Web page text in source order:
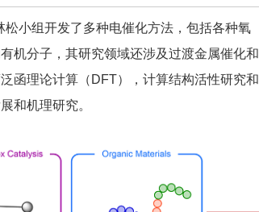
小组开发了多种电催化方法，包括各种氧
机分子，其研究领域还涉及过渡金属催化和
函理论计算（DFT），计算结构活性研究和
和机理研究。